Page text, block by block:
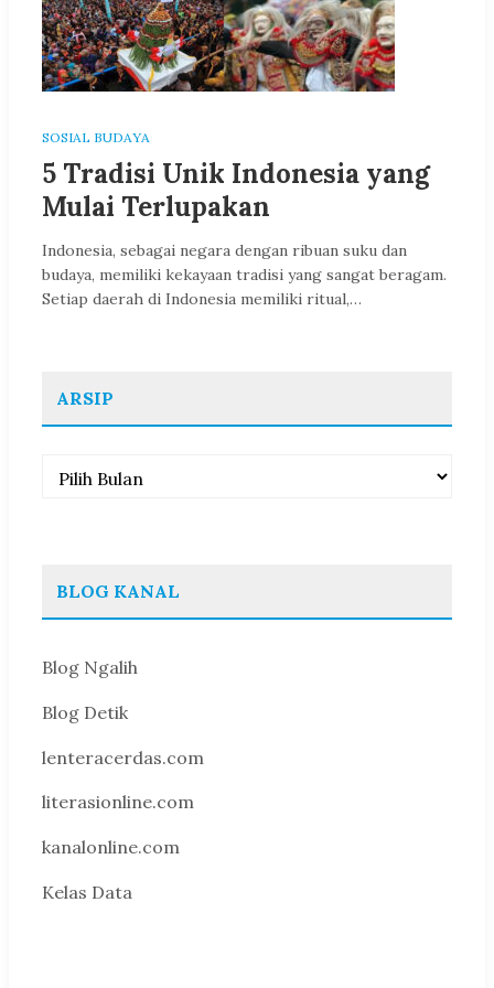
SOSIAL BUDAYA
5 Tradisi Unik Indonesia yang
Mulai Terlupakan
Indonesia, sebagai negara dengan ribuan suku dan
budaya, memiliki kekayaan tradisi yang sangat beragam.
Setiap daerah di Indonesia memiliki ritual,…
ARSIP
Arsip
BLOG KANAL
Blog Ngalih
Blog Detik
lenteracerdas.com
literasionline.com
kanalonline.com
Kelas Data